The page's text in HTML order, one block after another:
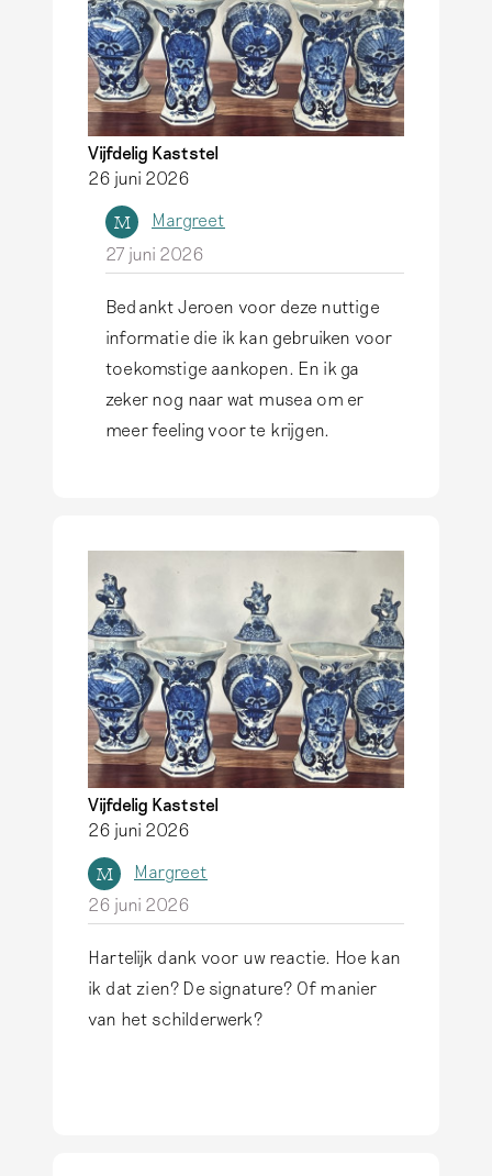
Vijfdelig Kaststel
26 juni 2026
M
Margreet
27 juni 2026
o
r
d
o
p
H
e
t
i
s
t
e
i
e
n
Bedankt Jeroen voor deze nuttige
informatie die ik kan gebruiken voor
toekomstige aankopen. En ik ga
zeker nog naar wat musea om er
meer feeling voor te krijgen.
Vijfdelig Kaststel
26 juni 2026
M
Margreet
26 juni 2026
Hartelijk dank voor uw reactie. Hoe kan
ik dat zien? De signature? Of manier
van het schilderwerk?